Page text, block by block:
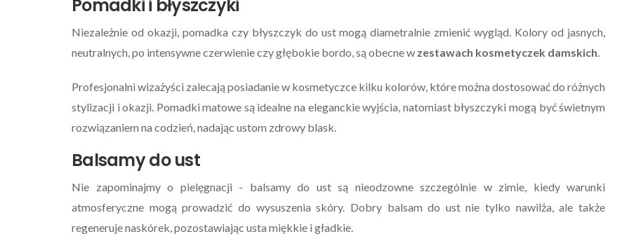
Pomadki i błyszczyki
Niezależnie od okazji, pomadka czy błyszczyk do ust mogą diametralnie zmienić wygląd. Kolory od jasnych,
neutralnych, po intensywne czerwienie czy głębokie bordo, są obecne w zestawach kosmetyczek damskich
Profesjonalni wizażyści zalecają posiadanie w kosmetyczce kilku kolorów, które można dostosować do różnych
stylizacji i okazji. Pomadki matowe są idealne na eleganckie wyjścia, natomiast błyszczyki mogą być świetnym
rozwiązaniem na codzień, nadając ustom zdrowy blask.
Balsamy do ust
Nie zapominajmy o pielęgnacji - balsamy do ust są nieodzowne szczególnie w zimie, kiedy warunki
atmosferyczne mogą prowadzić do wysuszenia skóry. Dobry balsam do ust nie tylko nawilża, ale także
regeneruje naskórek, pozostawiając usta miękkie i gładkie.